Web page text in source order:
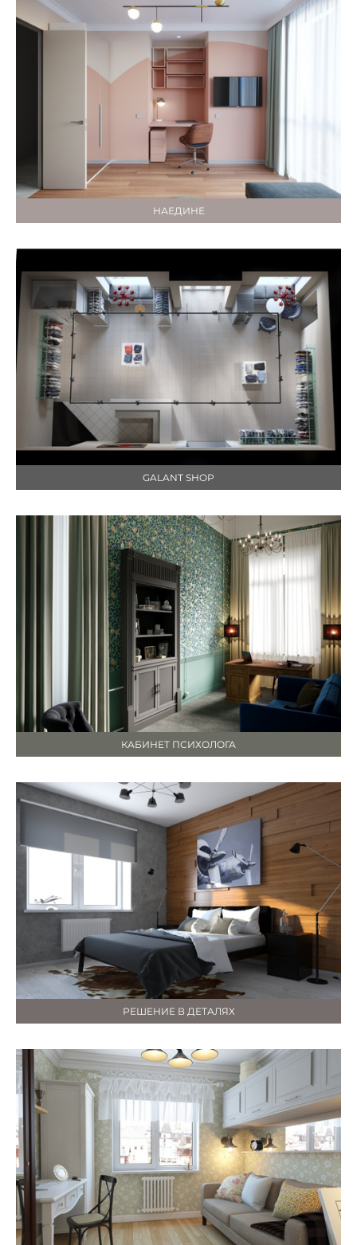
НАЕДИНЕ
GALANT SHOP
КАБИНЕТ ПСИХОЛОГА
РЕШЕНИЕ В ДЕТАЛЯХ